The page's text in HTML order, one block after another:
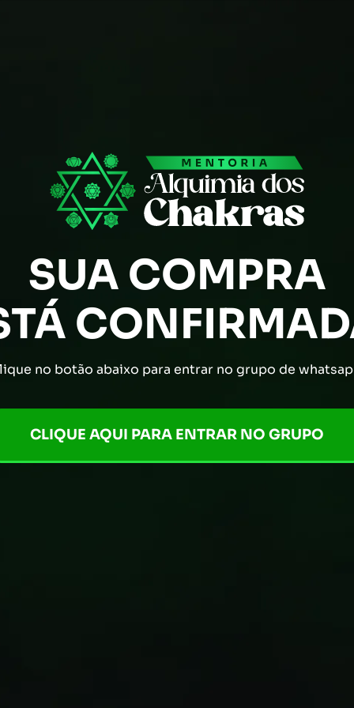
SUA COMPRA
no botão abaixo para entrar no grupo de
CLIQUE AQUI PARA ENTRAR NO GRUPO